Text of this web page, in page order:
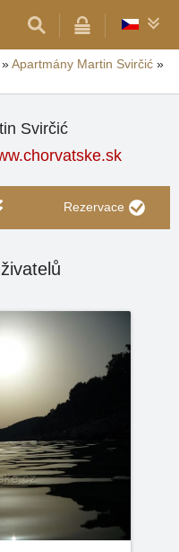
»Apartmány Martin Svirčić »
Svirčić
Rezervace